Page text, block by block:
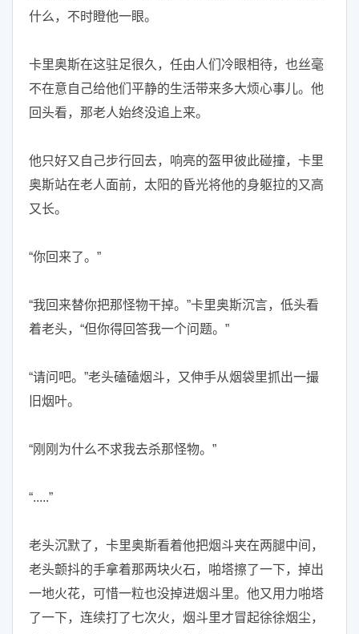
什么，不时瞪他一眼。
卡里奥斯在这驻足很久，任由人们冷眼相待，也丝毫
不在意自己给他们平静的生活带来多大烦心事儿。他
回头看，那老人始终没追上来。
他只好又自己步行回去，响亮的盔甲彼此碰撞，卡里
奥斯站在老人面前，太阳的昏光将他的身躯拉的又高
又长。
“你回来了。”
“我回来替你把那怪物干掉。”卡里奥斯沉言，低头看
着老头，“但你得回答我一个问题。”
“请问吧。”老头磕磕烟斗，又伸手从烟袋里抓出一撮
旧烟叶。
“刚刚为什么不求我去杀那怪物。”
“.....”
老头沉默了，卡里奥斯看着他把烟斗夹在两腿中间，
老头颤抖的手拿着那两块火石，啪塔擦了一下，掉出
一地火花，可惜一粒也没掉进烟斗里。他又用力啪塔
了一下，连续打了七次火，烟斗里才冒起徐徐烟尘，